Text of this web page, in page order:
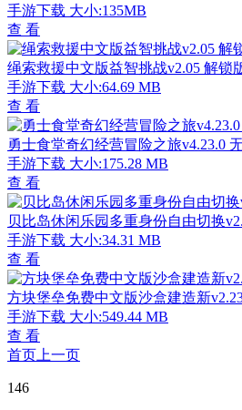
手游下载 大小:135MB
查 看
绳索救援中文版益智挑战v2.05 解锁
手游下载 大小:64.69 MB
查 看
勇士食堂奇幻经营冒险之旅v4.23.0
手游下载 大小:175.28 MB
查 看
贝比岛休闲乐园多重身份自由切换
手游下载 大小:34.31 MB
查 看
方块堡垒免费中文版沙盒建造新
手游下载 大小:549.44 MB
查 看
首页 上一页
146